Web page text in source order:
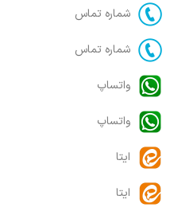
شماره تماس
شماره تماس
واتساپ
واتساپ
ایتا
ایتا